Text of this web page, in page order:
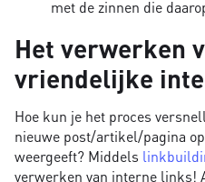
met de zinnen die
Het verwerken
vriendelijke
Hoe kun je het proces
nieuwe post/artikel/pagina
weergeeft? Middels
verwerken van interne links!